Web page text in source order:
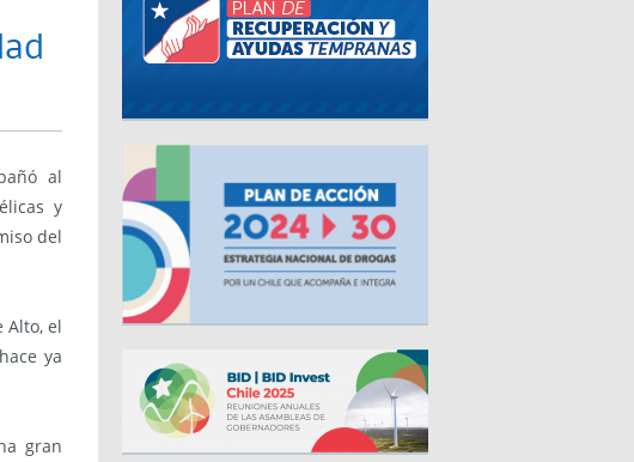
al
y
del
Alto, el
ya
gran